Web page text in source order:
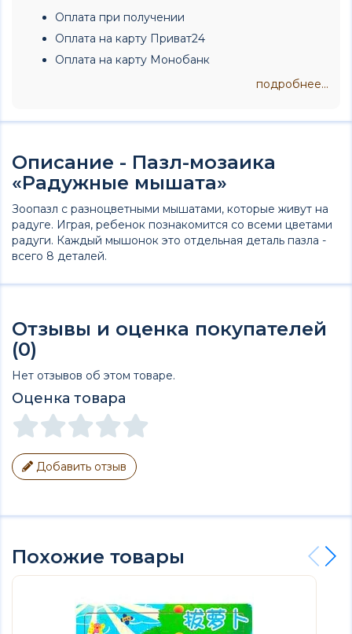
Оплата при получении
Оплата на карту Приват24
Оплата на карту Монобанк
подробнее...
Описание - Пазл-мозаика
«Радужные мышата»
Зоопазл с разноцветными мышатами, которые живут на
радуге. Играя, ребенок познакомится со всеми цветами
радуги. Каждый мышонок это отдельная деталь пазла -
всего 8 деталей.
Отзывы и оценка покупателей
(0)
Нет отзывов об этом товаре.
Оценка товара
Добавить отзыв
Похожие товары